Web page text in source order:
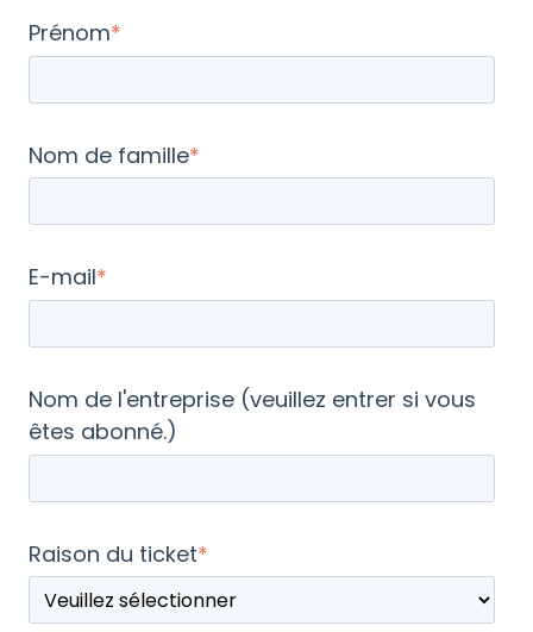
Prénom*
Nom de famille*
E-mail*
Nom de l'entreprise (veuillez entrer si vous
êtes abonné.)
Raison du ticket*